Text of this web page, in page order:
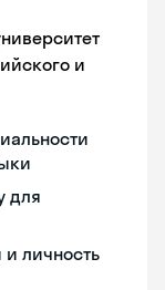
и
для
и личность